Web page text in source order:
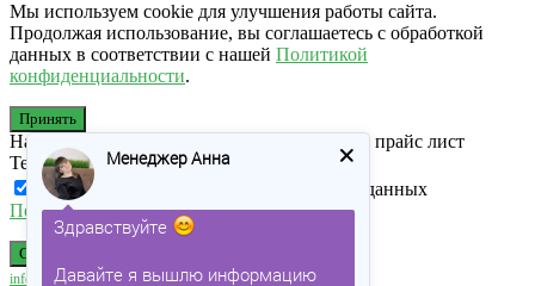
Мы используем cookie для улучшения работы сайта.
Продолжая использование, вы соглашаетесь с обработкой
данных в соответствии с нашей Политикой
конфиденциальности.
Принять
Напишите номер WhatsApp, куда отправить прайс лист
Телефон
Я согласен на обработку персональных данных
Политика конфидециальности
Скачать
info@stanmaster.ru
Менеджер Анна
Здравствуйте
Давайте я вышлю информацию